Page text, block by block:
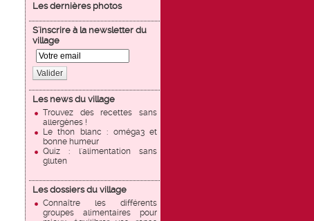
Les dernières photos
S'inscrire à la newsletter du
village
Valider
Les news du village
Trouvez des recettes sans
allergènes !
Le thon blanc : oméga3 et
bonne humeur
Quiz : l'alimentation sans
gluten
Les dossiers du village
Connaître les différents
groupes alimentaires pour